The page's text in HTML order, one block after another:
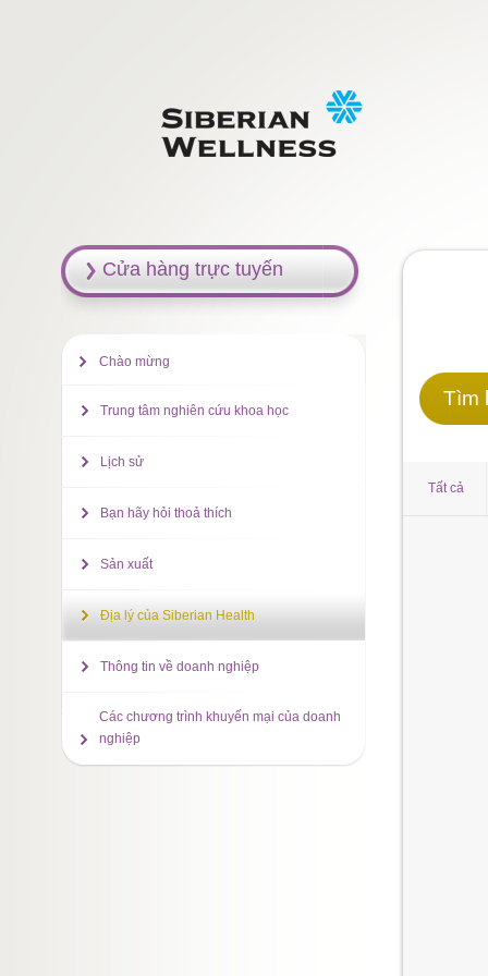
Tìm
Tất cả
Cửa hàng trực tuyến
Chào mừng
Trung tâm nghiên cứu khoa học
Lịch sử
Bạn hãy hỏi thoả thích
Sản xuất
Địa lý của Siberian Health
Thông tin về doanh nghiệp
Các chương trình khuyến mại của doanh
nghiệp